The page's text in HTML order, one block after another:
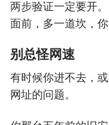
两步验证一定要开
面前，多一道坎，
别总怪网速
有时候你进不去，
网址的问题。